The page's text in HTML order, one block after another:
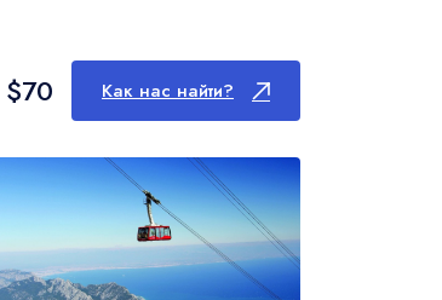
$70 Как нас найти?
Каньоны